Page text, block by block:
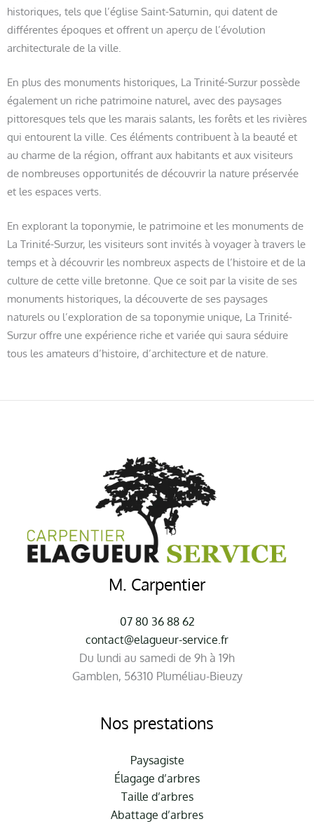
historiques, tels que l’église Saint-Saturnin, qui datent de
différentes époques et offrent un aperçu de l’évolution
architecturale de la ville.
En plus des monuments historiques, La Trinité-Surzur possède
également un riche patrimoine naturel, avec des paysages
pittoresques tels que les marais salants, les forêts et les rivières
qui entourent la ville. Ces éléments contribuent à la beauté et
au charme de la région, offrant aux habitants et aux visiteurs
de nombreuses opportunités de découvrir la nature préservée
et les espaces verts.
En explorant la toponymie, le patrimoine et les monuments de
La Trinité-Surzur, les visiteurs sont invités à voyager à travers le
temps et à découvrir les nombreux aspects de l’histoire et de la
culture de cette ville bretonne. Que ce soit par la visite de ses
monuments historiques, la découverte de ses paysages
naturels ou l’exploration de sa toponymie unique, La Trinité-
Surzur offre une expérience riche et variée qui saura séduire
tous les amateurs d’histoire, d’architecture et de nature.
M. Carpentier
07 80 36 88 62
contact@elagueur-service.fr
Du lundi au samedi de 9h à 19h
Gamblen, 56310 Pluméliau-Bieuzy
Nos prestations
Paysagiste
Élagage d’arbres
Taille d’arbres
Abattage d’arbres